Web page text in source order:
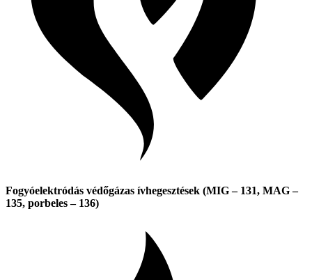
Fogyóelektródás védőgázas ívhegesztések (MIG – 131, MAG –
135, porbeles – 136)